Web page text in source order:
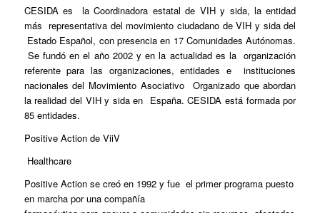
CESIDA es la Coordinadora estatal de VIH y sida, la entidad
más representativa del movimiento ciudadano de VIH y sida del
Estado Español, con presencia en 17 Comunidades Autónomas.
Se fundó en el año 2002 y en la actualidad es la organización
referente para las organizaciones, entidades e instituciones
nacionales del Movimiento Asociativo Organizado que abordan
la realidad del VIH y sida en España. CESIDA está formada por
85 entidades.
Positive Action de ViiV
Healthcare
Positive Action se creó en 1992 y fue el primer programa puesto
en marcha por una compañía